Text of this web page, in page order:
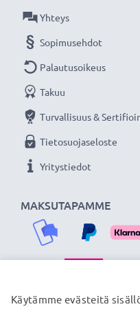
Väri: Musta
Tuotemerkki: CELLONIC
Lataa ja siirrä
tuotemerkiltä
takuu!
MAKSUTAPAMME
Yhteys
Sopimusehdot
Palautusoikeus
Takuu
Turvallisuus &
Tietosuojaseloste
Yritystiedot
Käytämme evästeitä